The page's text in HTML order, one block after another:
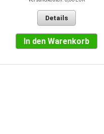
Details
In den Warenkorb